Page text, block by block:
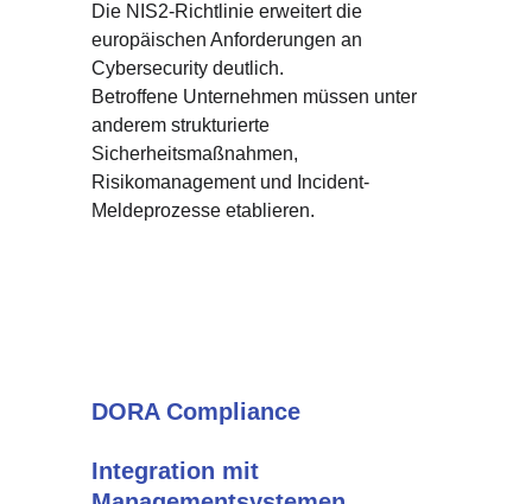
Die NIS2-Richtlinie erweitert die
europäischen Anforderungen an
Cybersecurity deutlich.
Betroffene Unternehmen müssen unter
anderem strukturierte
Sicherheitsmaßnahmen,
Risikomanagement und Incident-
Meldeprozesse etablieren.
DORA Compliance
Integration mit